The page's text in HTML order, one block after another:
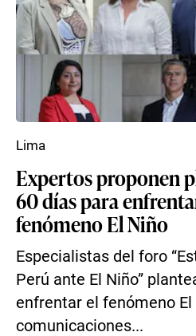
Expertos proponen
60 días para
fenómeno El Niño
Especialistas del foro
Perú ante El Niño”
enfrentar el fenómeno El
comunicaciones...
Lima